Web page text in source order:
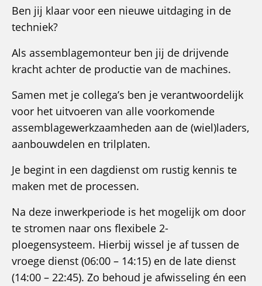
Ben jij klaar voor een nieuwe uitdaging in de
techniek?
Als assemblagemonteur ben jij de drijvende
kracht achter de productie van de machines.
Samen met je collega’s ben je verantwoordelijk
voor het uitvoeren van alle voorkomende
assemblagewerkzaamheden aan de (wiel)laders,
aanbouwdelen en trilplaten.
Je begint in een dagdienst om rustig kennis te
maken met de processen.
Na deze inwerkperiode is het mogelijk om door
te stromen naar ons flexibele 2-
ploegensysteem. Hierbij wissel je af tussen de
vroege dienst (06:00 – 14:15) en de late dienst
(14:00 – 22:45). Zo behoud je afwisseling én een